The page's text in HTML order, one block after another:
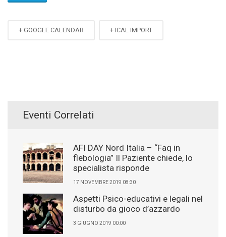
+ GOOGLE CALENDAR + ICAL IMPORT
Eventi Correlati
AFI DAY Nord Italia – “Faq in
flebologia” Il Paziente chiede, lo
specialista risponde
17 NOVEMBRE 2019 08:30
Aspetti Psico-educativi e legali nel
disturbo da gioco d’azzardo
3 GIUGNO 2019 00:00